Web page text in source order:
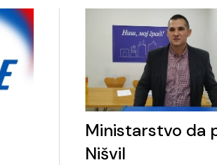
Ministarstvo da
Nišvil